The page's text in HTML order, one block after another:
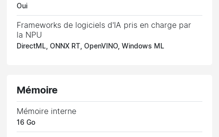
Oui
Frameworks de logiciels d'IA pris en charge par
la NPU
DirectML, ONNX RT, OpenVINO, Windows ML
Mémoire
Mémoire interne
16 Go